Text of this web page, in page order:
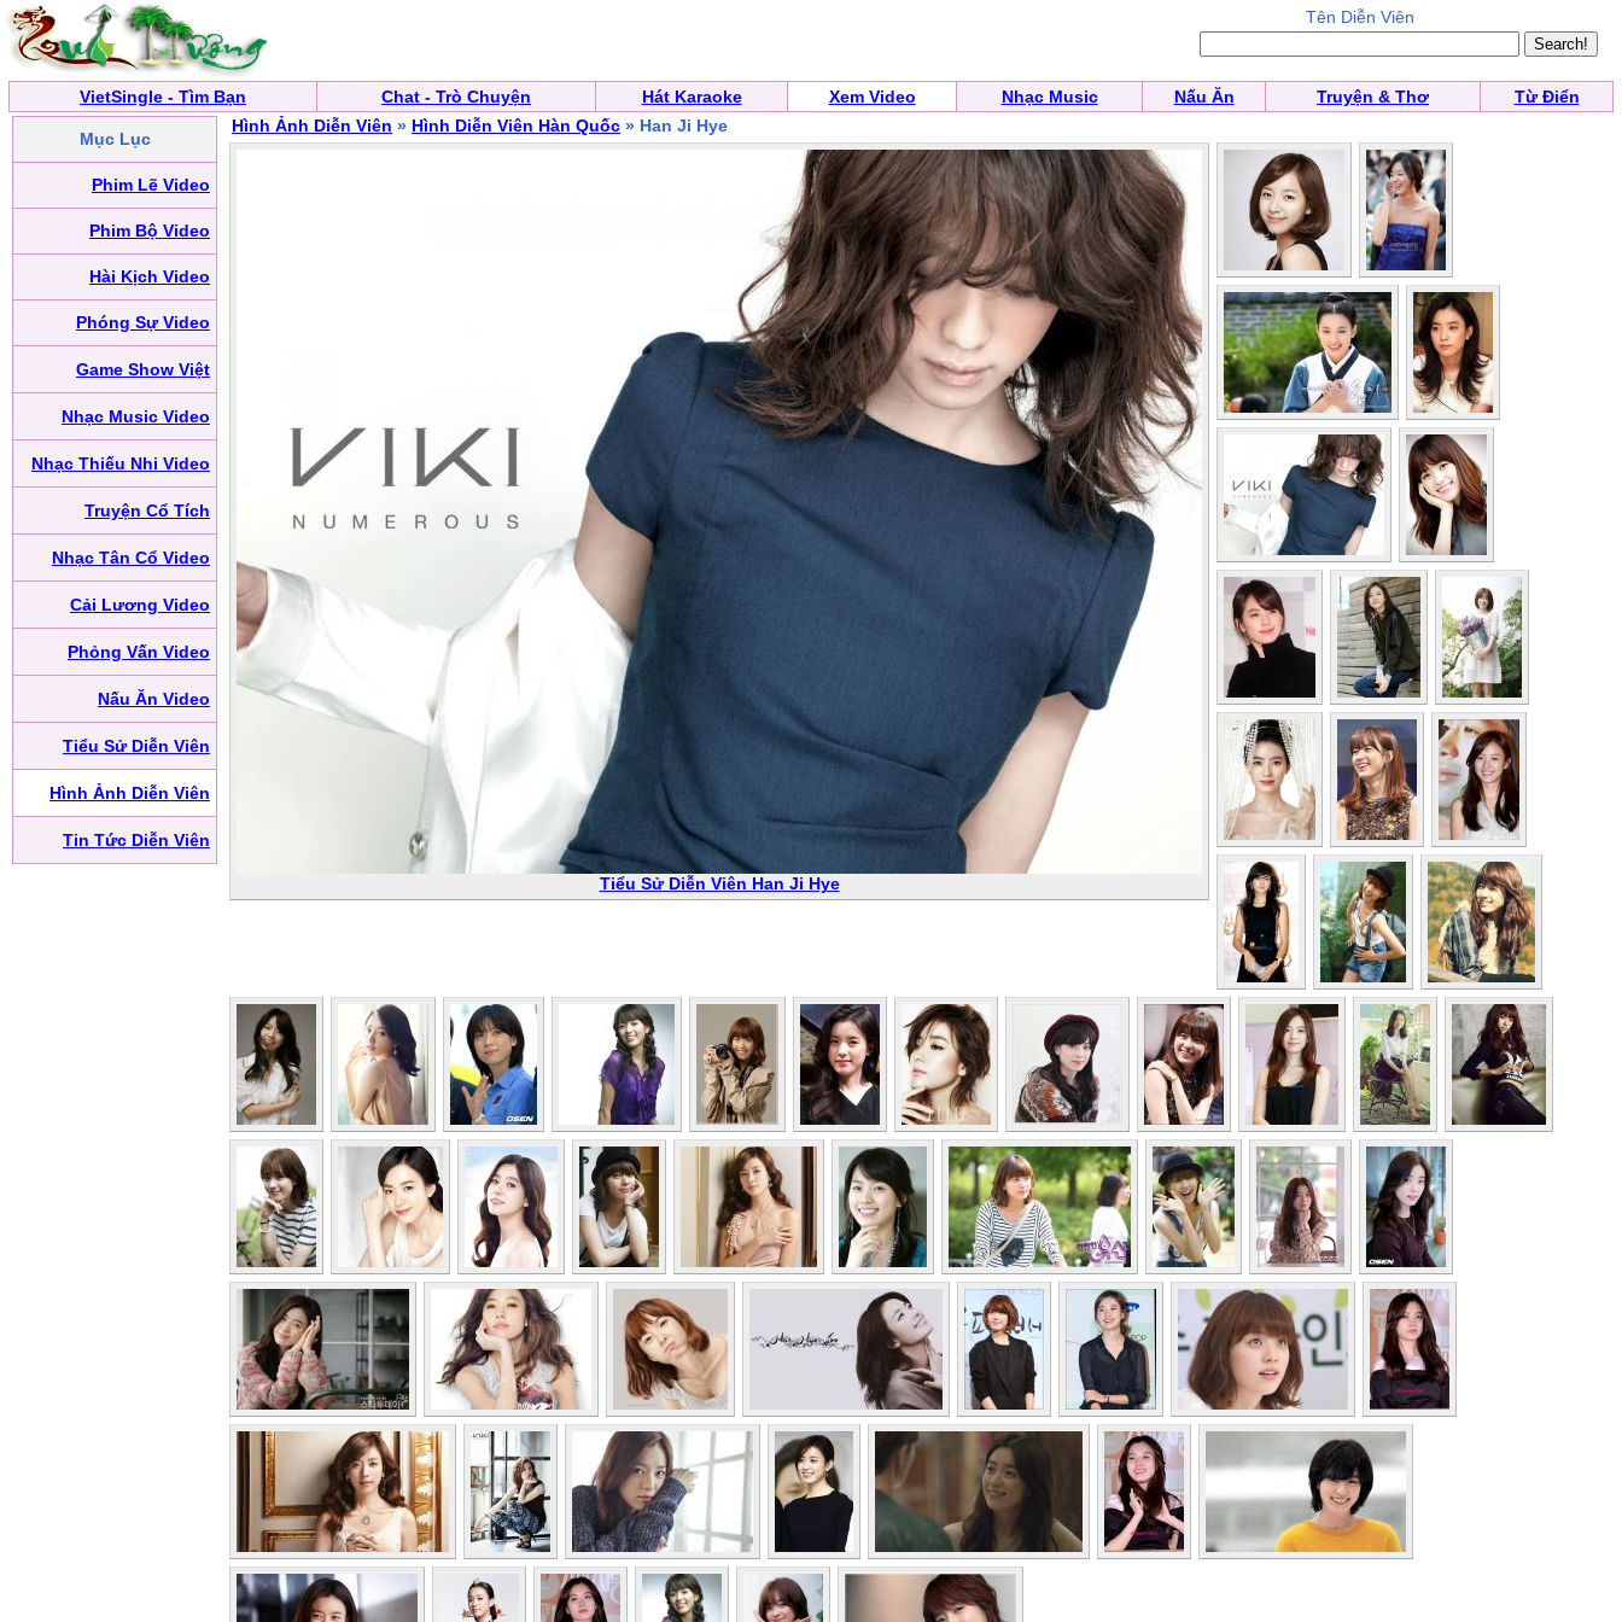
Tên Diễn Viên
VietSingle - Tìm Bạn Chat - Trò Chuyện Hát Karaoke Xem Video Nhạc Music Nấu Ăn Truyện & Thơ Từ Điển
Mục Lục
Phim Lẽ Video
Phim Bộ Video
Hài Kịch Video
Phóng Sự Video
Game Show Việt
Nhạc Music Video
Nhạc Thiếu Nhi Video
Truyện Cổ Tích
Nhạc Tân Cổ Video
Cải Lương Video
Phỏng Vấn Video
Nấu Ăn Video
Tiểu Sử Diễn Viên
Hình Ảnh Diễn Viên
Tin Tức Diễn Viên
Hình Ảnh Diễn Viên » Hình Diễn Viên Hàn Quốc » Han Ji Hye
Tiểu Sử Diễn Viên Han Ji Hye